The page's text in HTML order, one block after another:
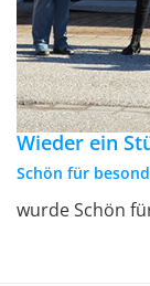
Wieder ein
Schön für
wurde Schön